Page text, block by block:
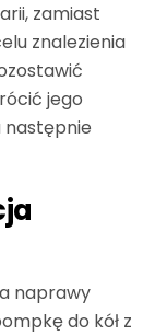
zamiast
znalezienia
jego
następnie
naprawy
do kół z